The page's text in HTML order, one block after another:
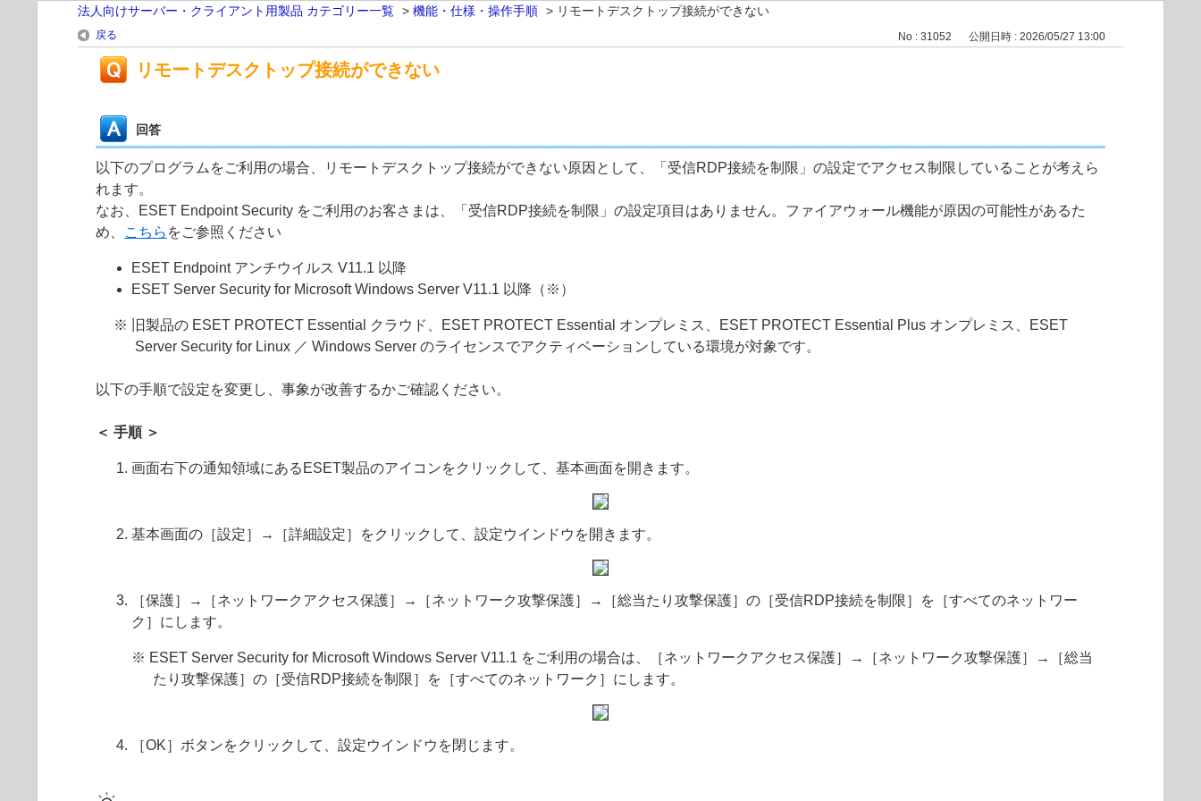
法人向けサーバー・クライアント用製品 カテゴリー一覧 > 機能・仕様・操作手順 > リモートデスクトップ接続ができない
戻る No : 31052 公開日時 : 2026/05/27 13:00
リモートデスクトップ接続ができない
回答
以下のプログラムをご利用の場合、リモートデスクトップ接続ができない原因として、「受信RDP接続を制限」の設定でアクセス制限していることが考えら
れます。
なお、ESET Endpoint Security をご利用のお客さまは、「受信RDP接続を制限」の設定項目はありません。ファイアウォール機能が原因の可能性があるた
め、
こちら をご参照ください
ESET Endpoint アンチウイルス V11.1 以降
ESET Server Security for Microsoft Windows Server V11.1 以降（※）
※ 旧製品の ESET PROTECT Essential クラウド、ESET PROTECT Essential オンプレミス、ESET PROTECT Essential Plus オンプレミス、
ESET
Server Security for Linux ／ Windows Server のライセンスでアクティベーションしている環境が対象です。
以下の手順で設定を変更し、事象が改善するかご確認ください。
＜ 手順 ＞
画面右下の通知領域にあるESET製品のアイコンをクリックして、基本画面を開きます。
基本画面の［設定］→［詳細設定］をクリックして、設定ウインドウを開きます。
［保護］→［ネットワークアクセス保護］→［ネットワーク攻撃保護］→［総当たり攻撃保護］の［受信RDP接続を制限］を［すべてのネットワー
ク］にします。
※ ESET Server Security for Microsoft Windows Server V11.1 をご利用の場合は、［ネットワークアクセス保護］→［ネットワーク攻撃保護］→［総当
たり攻撃保護］の［受信RDP接続を制限］を［すべてのネットワーク］にします。
［OK］ボタンをクリックして、設定ウインドウを閉じます。